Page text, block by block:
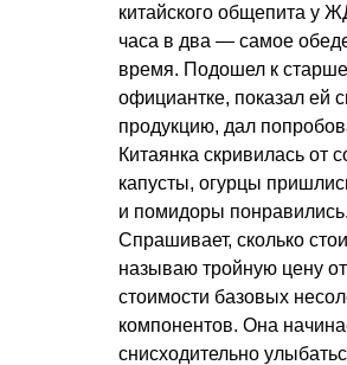
китайского общепита у
часа в два — самое
время. Подошел к
официантке, показал ей
продукцию, дал
Китаянка скривилась от
капусты, огурцы
и помидоры понравились.
Спрашивает, сколько
называю тройную цену от
стоимости базовых
компонентов. Она
снисходительно